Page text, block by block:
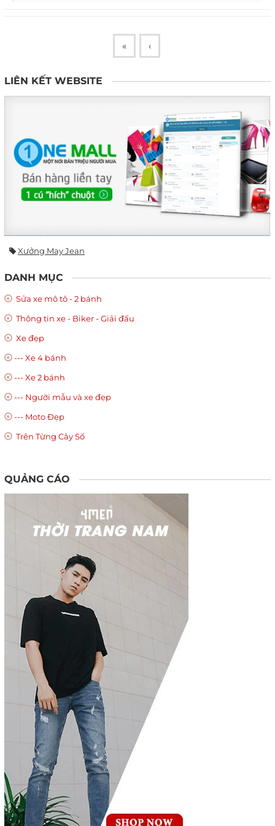
« ‹
LIÊN KẾT WEBSITE
Xưởng May Jean
DANH MỤC
Sửa xe mô tô - 2 bánh
Thông tin xe - Biker - Giải đấu
Xe đẹp
--- Xe 4 bánh
--- Xe 2 bánh
--- Người mẫu và xe đẹp
--- Moto Đẹp
Trên Từng Cây Số
QUẢNG CÁO